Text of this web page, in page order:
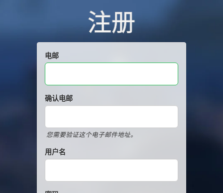
注册
电邮
确认电邮
您需要验证这个电子邮件地址。
用户名